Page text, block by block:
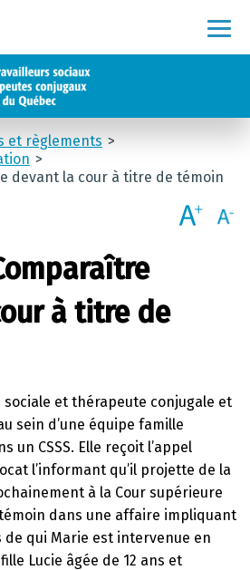
et règlements
devant la cour à titre de témoin
à titre de
et thérapeute conjugale et
sein d’une équipe famille
un CSSS. Elle reçoit l’appel
l’informant qu’il projette de la
à la Cour supérieure
dans une affaire impliquant
de qui Marie est intervenue en
Lucie âgée de 12 ans et